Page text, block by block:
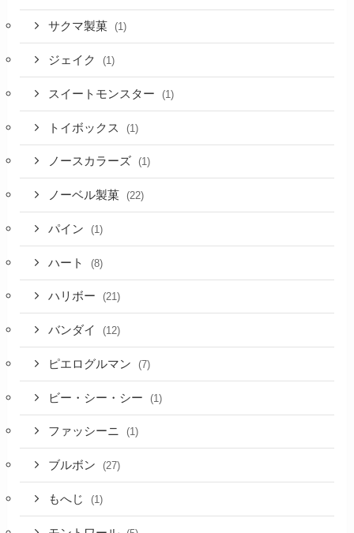
サクマ製菓 (1)
ジェイク (1)
スイートモンスター (1)
トイボックス (1)
ノースカラーズ (1)
ノーベル製菓 (22)
パイン (1)
ハート (8)
ハリボー (21)
バンダイ (12)
ピエログルマン (7)
ビー・シー・シー (1)
ファッシーニ (1)
ブルボン (27)
もへじ (1)